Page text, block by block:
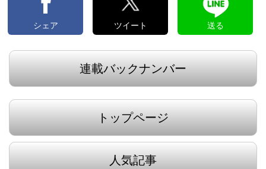
シェア ツイート 送る
連載バックナンバー
トップページ
人気記事